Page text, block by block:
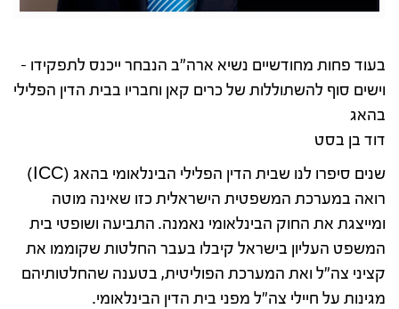
בעוד פחות מחודשיים נשיא ארה"ב הנבחר ייכנס לתפקידו –
וישים סוף להשתוללות של כרים קאן וחבריו בבית הדין הפלילי
בהאג
דוד בן בסט
שנים סיפרו לנו שבית הדין הפלילי הבינלאומי בהאג (ICC)
רואה במערכת המשפטית הישראלית כזו שאינה מוטה
ומייצגת את החוק הבינלאומי נאמנה. התביעה ושופטי בית
המשפט העליון בישראל קיבלו בעבר החלטות שקוממו את
קציני צה"ל ואת המערכת הפוליטית, בטענה שהחלטותיהם
מגינות על חיילי צה"ל מפני בית הדין הבינלאומי.